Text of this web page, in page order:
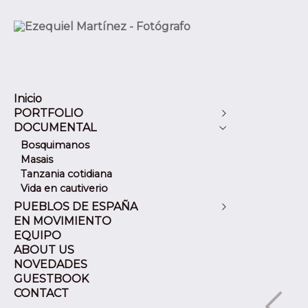
Inicio
PORTFOLIO
Alemania
Cuba
Eslovenia
España
Francia
Italia
Marruecos
Mexico
Portugal
Reino Unido
Republica Dominicana
Tailandia
DOCUMENTAL
Bosquimanos
Masais
Tanzania cotidiana
Vida en cautiverio
PUEBLOS DE ESPAÑA
Artajona (Navarra)
Soria
Burgo de Osma (Soria)
Cehegin (Murcia)
Cuenca
Ciudad Encantada (Cuenca)
EN MOVIMIENTO
EQUIPO
ABOUT US
NOVEDADES
GUESTBOOK
CONTACT